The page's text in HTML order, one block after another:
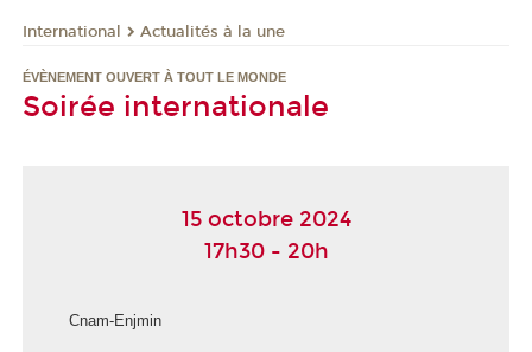
International Actualités à la une
ÉVÈNEMENT OUVERT À TOUT LE MONDE
Soirée internationale
15 octobre 2024
17h30 - 20h
Cnam-Enjmin